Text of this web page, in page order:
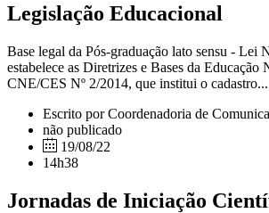
Legislação Educacional
Base legal da Pós-graduação lato sensu - Lei
estabelece as Diretrizes e Bases da Educação
CNE/CES Nº 2/2014, que institui o cadastro...
Escrito por Coordenadoria de
não publicado
19/08/22
14h38
Jornadas de Iniciação